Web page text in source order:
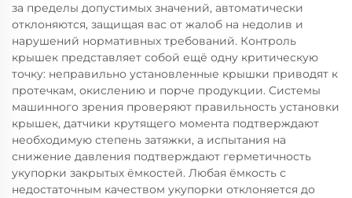
за пределы допустимых значений, автоматически
отклоняются, защищая вас от жалоб на недолив и
нарушений нормативных требований. Контроль
крышек представляет собой ещё одну критическую
точку: неправильно установленные крышки приводят к
протечкам, окислению и порче продукции. Системы
машинного зрения проверяют правильность установки
крышек, датчики крутящего момента подтверждают
необходимую степень затяжки, а испытания на
снижение давления подтверждают герметичность
укупорки закрытых ёмкостей. Любая ёмкость с
недостаточным качеством укупорки отклоняется до